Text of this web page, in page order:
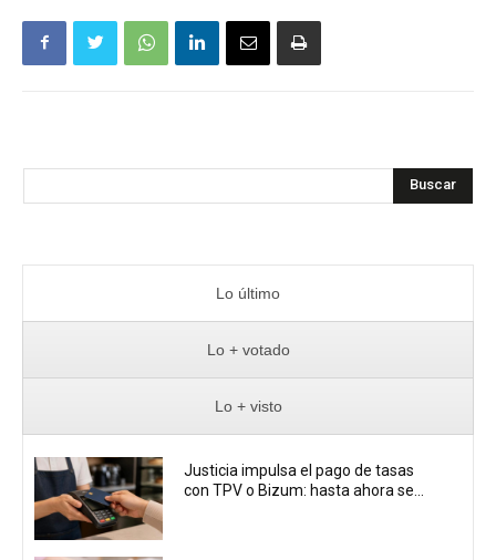
Buscar
Lo último
Lo + votado
Lo + visto
Justicia impulsa el pago de tasas
con TPV o Bizum: hasta ahora se...